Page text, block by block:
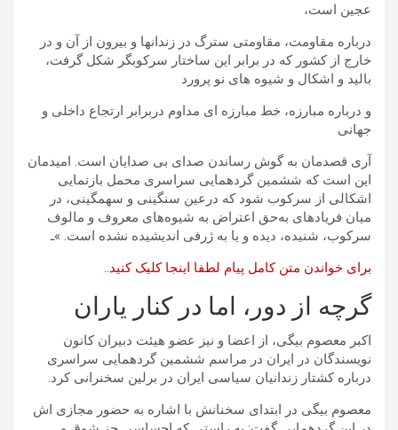
عجین است،
درباره مقاومت، مقاومتی سترگ در زندانها و بیرون از آن و در
خارج از کشور که در برابر این ساختار سرکوبگر شکل گرفت،
بالید و اشکال و شیوه های نو پرورد
و درباره مبارزه، خط مبارزه ای مداوم دربرابر ارتجاع داخلی و
جهانی
آری قصدمان به گوش رساندن صدای بی صدایان است. امیدمان
این است که ششمین گردهمایی سراسری محمل بازنمایی
اشکالی از سرکوب شود که درعین سنگینی و سهمگینی، در
میان فریادهای به‌حق اعتراض به شیوه‌های معروف و مالوف
سرکوب، شنیده، دیده و یا به ژرفی اندیشیده نشده است. »ـ
برای خواندن متن کامل پیام لطفا اینجا کلیک کنید..
گرچه از دور، اما در کنار یاران
اکبر معصوم بیگی، از اعضا و نیز عضو هیئت دبیران کانون
نویسندگان در ایران در مراسم ششمین گردهمایی سراسری
درباره کشتار زندانیان سیاسی ایران در برلین سخنرانی کرد.
معصوم بیگی در ابتدای سخنانش با اشاره به حضور مجازی اش